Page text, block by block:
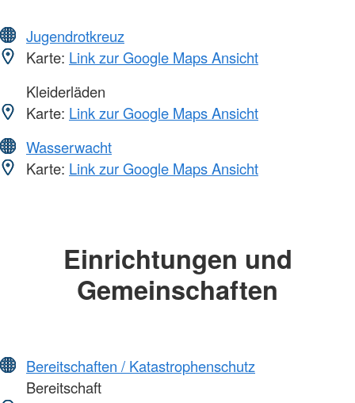
Jugendrotkreuz
Karte: Link zur Google Maps Ansicht
Kleiderläden
Karte: Link zur Google Maps Ansicht
Wasserwacht
Karte: Link zur Google Maps Ansicht
Einrichtungen und
Gemeinschaften
Bereitschaften / Katastrophenschutz
Bereitschaft